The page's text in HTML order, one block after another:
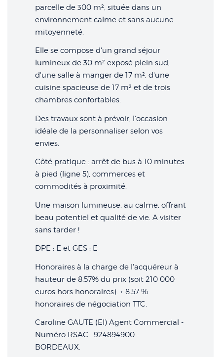
parcelle de 300 m², située dans un
environnement calme et sans aucune
mitoyenneté.
Elle se compose d'un grand séjour
lumineux de 30 m² exposé plein sud,
d'une salle à manger de 17 m², d'une
cuisine spacieuse de 17 m² et de trois
chambres confortables.
Des travaux sont à prévoir, l'occasion
idéale de la personnaliser selon vos
envies.
Côté pratique : arrêt de bus à 10 minutes
à pied (ligne 5), commerces et
commodités à proximité.
Une maison lumineuse, au calme, offrant
beau potentiel et qualité de vie. A visiter
sans tarder !
DPE : E et GES : E
Honoraires à la charge de l'acquéreur à
hauteur de 8.57% du prix (soit 210 000
euros hors honoraires). + 8.57 %
honoraires de négociation TTC.
Caroline GAUTE (EI) Agent Commercial -
Numéro RSAC : 924894900 -
BORDEAUX.